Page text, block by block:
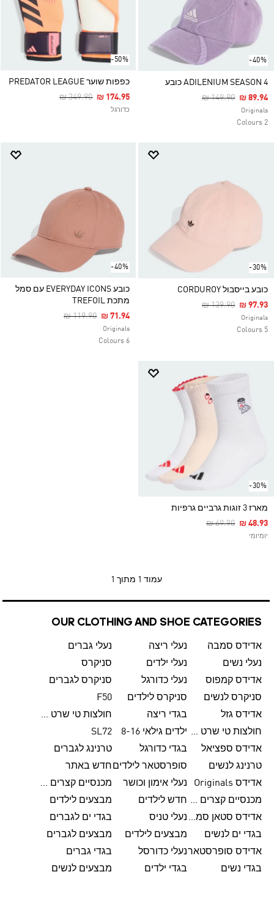
-40%
ADILENIUM SEASON 4 כובע
Price Reduced
₪ 149.90To₪ 89.94
Originals
2 Colours
-50%
כפפות שוער PREDATOR LEAGUE
Price Reduced From
₪ 349.90To₪ 174.95
כדורגל
-30%
כובע בייסבול CORDUROY
Price Reduced
₪ 139.90To₪ 97.93
Originals
5 Colours
-40%
כובע EVERYDAY ICONS עם סמל
מתכת TREFOIL
Price Reduced From
₪ 119.90To₪ 71.94
Originals
6 Colours
-30%
מארז 3 זוגות גרביים גרפיות
Price Reduced
₪ 69.90To₪ 48.93
יומיומי
עמוד 1 מתוך 1
OUR CLOTHING AND SHOE CATEGORIES
אדידס סמבה נעלי ריצה
נעלי גברים
נעלי נשים
נעלי ילדים
סניקרס
אדידס קמפוס
נעלי כדורגל
סניקרס לגברים
סניקרס לנשים
סניקרס לילדים
F50
אדידס גזל
בגדי ריצה
חולצות טי שרט לגברים
חולצות טי שרט לנשים ילדים גילאי 8-16
SL72
אדידס ספציאל
בגדי כדורגל
טרנינג לגברים
טרנינג לנשים
סופרסטאר לילדים חדש באתר
אדידס Originals
נעלי אימון וכושר
מכנסיים קצרים לגברים
מכנסיים קצרים לנשים חדש לילדים
מבצעים לילדים
אדידס סטאן סמית' נעלי טניס
בגדי ים לגברים
בגדי ים לנשים
מבצעים לילדים
מבצעים לגברים
אדידס סופרסטארנעלי כדורסל
בגדי גברים
בגדי נשים
בגדי ילדים מבצעים לנשים